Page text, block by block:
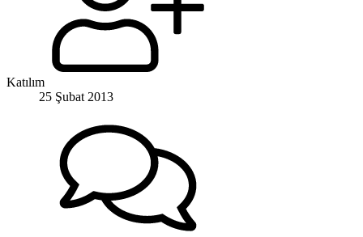
Katılım
25 Şubat 2013